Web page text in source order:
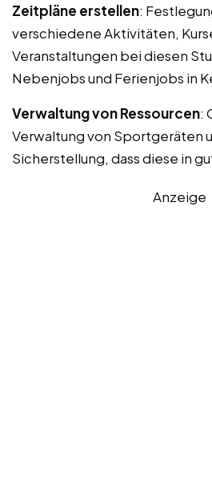
Zeitpläne erstellen:
verschiedene Aktivitäten,
Veranstaltungen bei diesen
Nebenjobs und Ferienjobs in
Verwaltung von Ressourcen:
Verwaltung von Sportgeräten
Sicherstellung, dass diese in
Anzeige